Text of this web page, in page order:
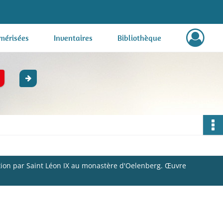
Inventaires Bibliothèque
par Saint Léon IX au monastère d'Oelenberg. Œuvre